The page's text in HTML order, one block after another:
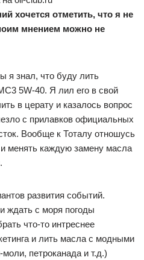
хочется отметить, что я не
мнением можно не
я знал, что буду лить
5W-40. Я лил его в свой
в церату и казалось вопрос
с прилавков официальных
Вообще к Тоталу отношусь
менять каждую замену масла
развития событий.
ждать с моря погоды
что-то интреснее
и лить масла с модными
петроканада и т.д.)